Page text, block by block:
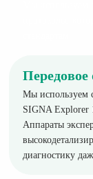
Передовое
Мы используем
SIGNA Explorer
Аппараты
диагностику